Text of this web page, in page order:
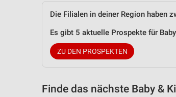
Die Filialen in deiner Region haben
Es gibt 5 aktuelle Prospekte für
ZU DEN PROSPEKTEN
Finde das nächste Baby &